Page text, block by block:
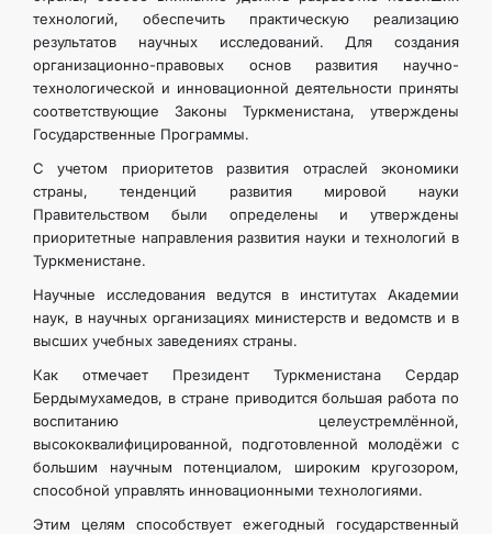
технологий, обеспечить практическую реализацию
результатов научных исследований. Для создания
организационно-правовых основ развития научно-
технологической и инновационной деятельности приняты
соответствующие Законы Туркменистана, утверждены
Государственные Программы.
С учетом приоритетов развития отраслей экономики
страны, тенденций развития мировой науки
Правительством были определены и утверждены
приоритетные направления развития науки и технологий в
Туркменистане.
Научные исследования ведутся в институтах Академии
наук, в научных организациях министерств и ведомств и в
высших учебных заведениях страны.
Как отмечает Президент Туркменистана Сердар
Бердымухамедов, в стране приводится большая работа по
воспитанию целеустремлённой,
высококвалифицированной, подготовленной молодёжи с
большим научным потенциалом, широким кругозором,
способной управлять инновационными технологиями.
Этим целям способствует ежегодный государственный